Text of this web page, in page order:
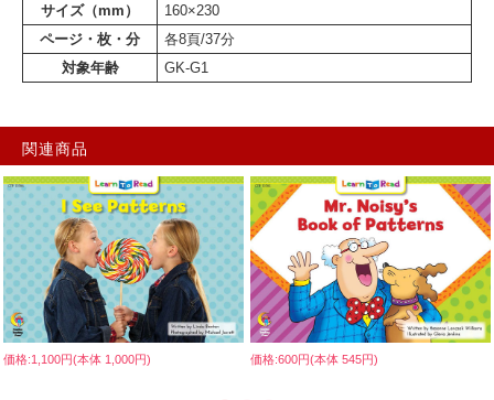
サイズ（mm）
160×230
ページ・枚・分
各8頁/37分
対象年齢
GK-G1
関連商品
価格:1,100円(本体 1,000円) 価格:600円(本体 545円)